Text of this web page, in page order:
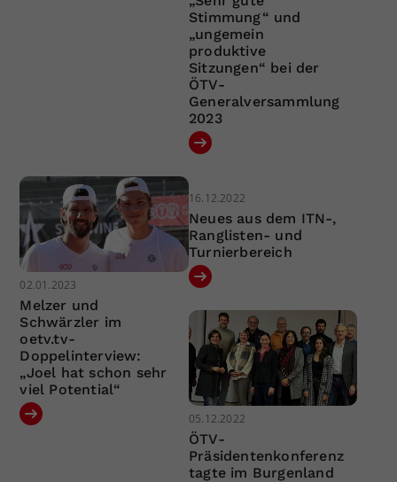
Stimmung“ und
„ungemein
produktive
Sitzungen“ bei der
ÖTV-
Generalversammlung
2023
02.01.2023
Melzer und
Schwärzler im
oetv.tv-
Doppelinterview:
„Joel hat schon sehr
viel Potential“
16.12.2022
Neues aus dem ITN-,
Ranglisten- und
Turnierbereich
05.12.2022
ÖTV-
Präsidentenkonferenz
tagte im Burgenland